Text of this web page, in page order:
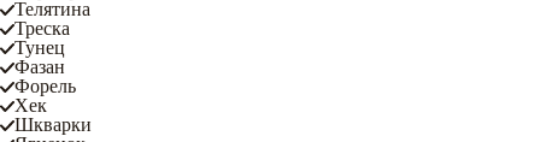
Телятина
Треска
Тунец
Фазан
Форель
Хек
Шкварки